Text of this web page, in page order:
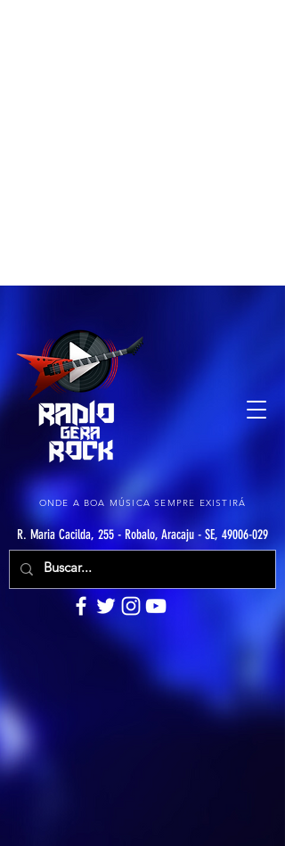
ONDE A BOA MÚSICA SEMPRE EXISTIRÁ
R. Maria Cacilda, 255 - Robalo, Aracaju - SE, 49006-029